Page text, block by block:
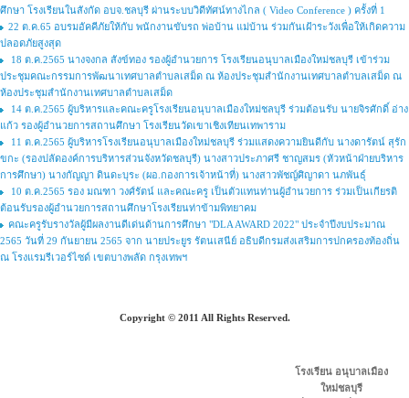
ศึกษา โรงเรียนในสังกัด อบจ.ชลบุรี ผ่านระบบวิดีทัศน์ทางไกล ( Video Conference ) ครั้งที่ 1
22 ต.ค.65 อบรมอัคคีภัยให้กับ พนักงานขับรถ พ่อบ้าน แม่บ้าน ร่วมกันเฝ้าระวังเพื่อให้เกิดความ
ปลอดภัยสูงสุด
18 ต.ค.2565 นางจงกล สังข์ทอง รองผู้อำนวยการ โรงเรียนอนุบาลเมืองใหม่ชลบุรี เข้าร่วม
ประชุมคณะกรรมการพัฒนาเทศบาลตำบลเสม็ด ณ ห้องประชุมสำนักงานเทศบาลตำบลเสม็ด ณ
ห้องประชุมสำนักงานเทศบาลตำบลเสม็ด
14 ต.ค.2565 ผู้บริหารและคณะครูโรงเรียนอนุบาลเมืองใหม่ชลบุรี ร่วมต้อนรับ นายจิรศักดิ์ อ่าง
แก้ว รองผู้อำนวยการสถานศึกษา โรงเรียนวัดเขาเชิงเทียนเทพาราม
11 ต.ค.2565 ผู้บริหารโรงเรียนอนุบาลเมืองใหม่ชลบุรี ร่วมแสดงความยินดีกับ นางดารัตน์ สุรัก
ขกะ (รองปลัดองค์การบริหารส่วนจังหวัดชลบุรี) นางสาวประภาศรี ชาญสมร (หัวหน้าฝ่ายบริหาร
การศึกษา) นางกัญญา ดินดะบุระ (ผอ.กองการเจ้าหน้าที่) นางสาวพัชญ์ศิญาดา นภพันธุ์
10 ต.ค.2565 รอง มณฑา วงศ์รัตน์ และคณะครู เป็นตัวแทนท่านผู้อำนวยการ ร่วมเป็นเกียรติ
ต้อนรับรองผู้อำนวยการสถานศึกษาโรงเรียนท่าข้ามพิทยาคม
คณะครูรับรางวัลผู้มีผลงานดีเด่นด้านการศึกษา "DLA AWARD 2022" ประจำปีงบประมาณ
2565 วันที่ 29 กันยายน 2565 จาก นายประยูร รัตนเสนีย์ อธิบดีกรมส่งเสริมการปกครองท้องถิ่น
ณ โรงแรมรีเวอร์ไซด์ เขตบางพลัด กรุงเทพฯ
Copyright © 2011 All Rights Reserved.
โรงเรียน อนุบาลเมือง
ใหม่ชลบุรี